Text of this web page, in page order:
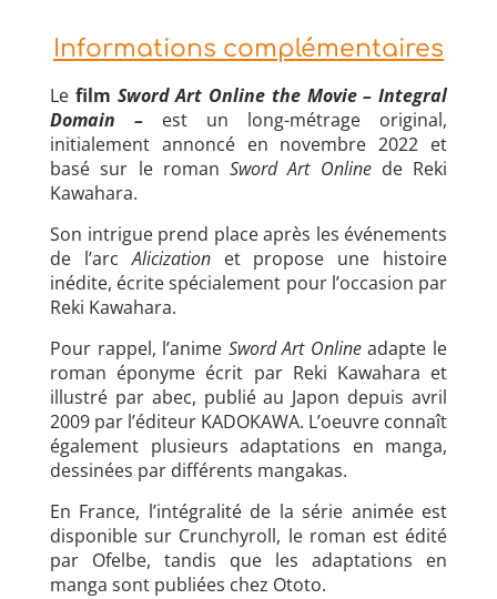
Informations complémentaires
Le film Sword Art Online the Movie – Integral
Domain – est un long-métrage original,
initialement annoncé en novembre 2022 et
basé sur le roman Sword Art Onlinede Reki
Kawahara.
Son intrigue prend place après les événements
de l’arcAlicizationet propose une histoire
inédite, écrite spécialement pour l’occasion par
Reki Kawahara.
Pour rappel, l’anime Sword Art Onlineadapte le
roman éponyme écrit par Reki Kawahara et
illustré par abec, publié au Japon depuis avril
2009 par l’éditeur KADOKAWA. L’oeuvre connaît
également plusieurs adaptations en manga,
dessinées par différents mangakas.
En France, l’intégralité de la série animée est
disponible sur Crunchyroll, le roman est édité
par Ofelbe, tandis que les adaptations en
manga sont publiées chez Ototo.